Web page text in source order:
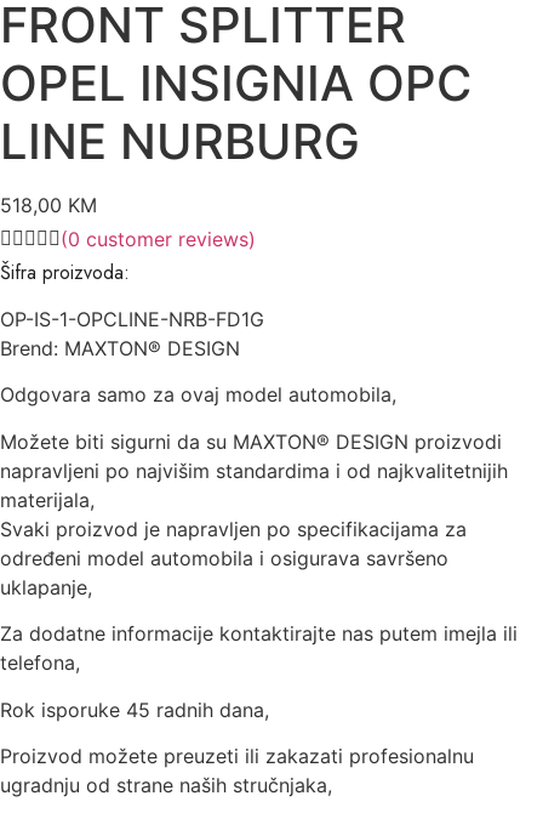
FRONT SPLITTER
OPEL INSIGNIA OPC
LINE NURBURG
518,00 KM
(0 customer reviews)
Šifra proizvoda:
OP-IS-1-OPCLINE-NRB-FD1G
Brend: MAXTON® DESIGN
Odgovara samo za ovaj model automobila,
Možete biti sigurni da su MAXTON® DESIGN proizvodi
napravljeni po najvišim standardima i od najkvalitetnijih
materijala,
Svaki proizvod je napravljen po specifikacijama za
određeni model automobila i osigurava savršeno
uklapanje,
Za dodatne informacije kontaktirajte nas putem imejla ili
telefona,
Rok isporuke 45 radnih dana,
Proizvod možete preuzeti ili zakazati profesionalnu
ugradnju od strane naših stručnjaka,